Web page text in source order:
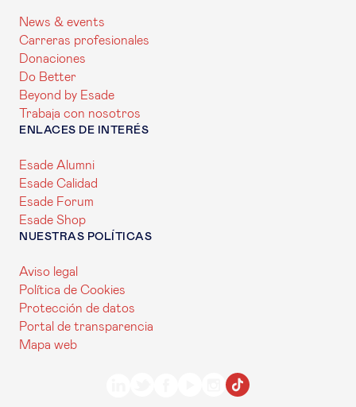
News & events
Carreras profesionales
Donaciones
Do Better
Beyond by Esade
Trabaja con nosotros
ENLACES DE INTERÉS
Esade Alumni
Esade Calidad
Esade Forum
Esade Shop
NUESTRAS POLÍTICAS
Aviso legal
Política de Cookies
Protección de datos
Portal de transparencia
Mapa web